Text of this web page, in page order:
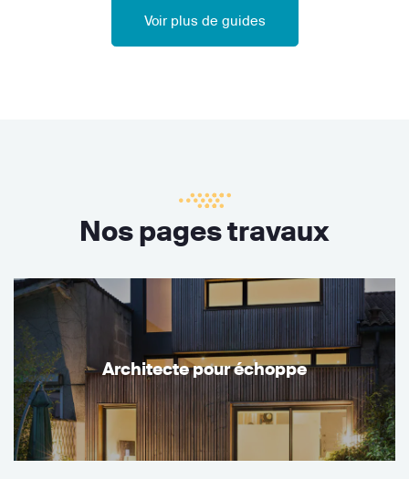
Voir plus de guides
Nos pages travaux
Architecte pour échoppe